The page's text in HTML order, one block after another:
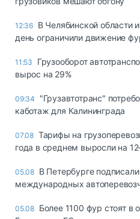
12:36 В Челябинской области
день ограничили движение
11:53
Грузооборот
вырос на 29%
09:34
"Грузавтотранс"
каботаж для Калининграда
07.08 Тарифы на
года в среднем выросли на
05.08 В Петербурге
международных
05.08 Более 1100 фур стоят в